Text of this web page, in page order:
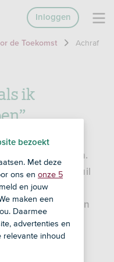
Inloggen
de Toekomst
Achraf
ik
Toekomst zijn
aanmeldingen.
Achraf Taouil
Bank een jaar
over onderwerpen
mensen.
bezoekt
Met deze
ons en onze 5
en jouw
maken een
Daarmee
advertenties en
relevante inhoud